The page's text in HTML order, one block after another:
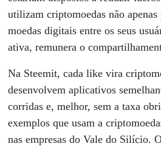
utilizam criptomoedas não
moedas digitais entre os seus
ativa, remunera o
Na Steemit, cada like vira
desenvolvem aplicativos
corridas e, melhor, sem a taxa
exemplos que usam a
nas empresas do Vale do Silício.